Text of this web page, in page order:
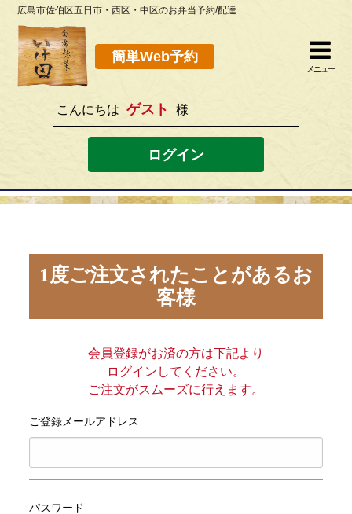
閉じる
082-923-8298
[営業時間]10：30~19：00 [定休日]水曜
このサイトの使い方
プライバシーポリシー
サイトマップ
広島市佐伯区五日市・西区・中区のお弁当予約/配達
簡単Web予約
メニュー
こんにちは ゲスト 様
ログイン
1度ご注文されたことがあるお
客様
会員登録がお済の方は下記より
ログインしてください。
ご注文がスムーズに行えます。
ご登録メールアドレス
パスワード